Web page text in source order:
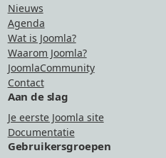
Nieuws
Agenda
Wat is Joomla?
Waarom Joomla?
JoomlaCommunity
Contact
Aan de slag
Je eerste Joomla site
Documentatie
Gebruikersgroepen